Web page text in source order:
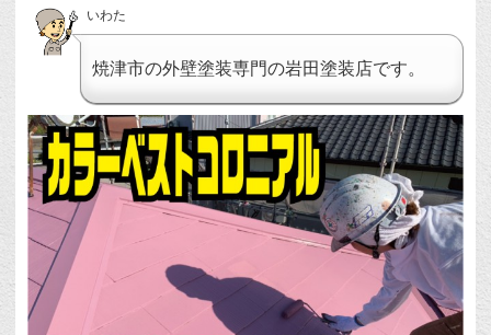
いわた
焼津市の外壁塗装専門の岩田塗装店です。